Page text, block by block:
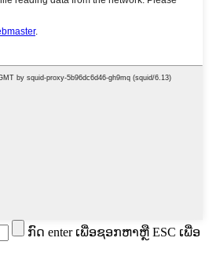
ກົດ enter ເພື່ອຊອກຫາຫຼື ESC ເພື່ອ